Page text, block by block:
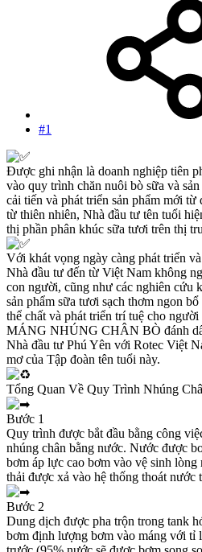
#1
Được ghi nhận là doanh nghiệp tiên
vào quy trình chăn nuôi bò sữa và
cải tiến và phát triển sản phẩm mới từ
từ thiên nhiên, Nhà đầu tư tên tuổi
thị phần phân khúc sữa tươi trên thị
Với khát vọng ngày càng phát triển
Nhà đầu tư đến từ Việt Nam không
con người, cũng như các nghiên cứu
sản phẩm sữa tươi sạch thơm ngon
thể chất và phát triển trí tuệ cho
MÁNG NHÚNG CHÂN BÒ đánh
Nhà đầu tư Phú Yên với Rotec Việt
mơ của Tập đoàn tên tuổi này.
Tổng Quan Về Quy Trình Nhúng
Bước 1
Quy trình được bắt đầu bằng công
nhúng chân bằng nước. Nước được
bơm áp lực cao bơm vào vệ sinh
thải được xả vào hệ thống thoát nước
Bước 2
Dung dịch được pha trộn trong tank
bơm định lượng bơm vào máng với tỉ